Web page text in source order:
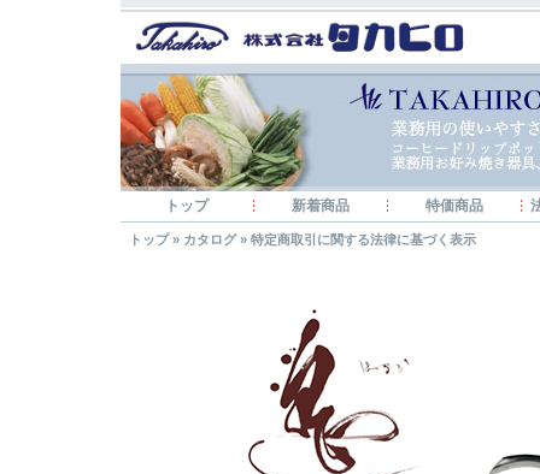
トップ 新着商品 特価商品
トップ» カタログ» 特定商取引に関する法律に基づく表示